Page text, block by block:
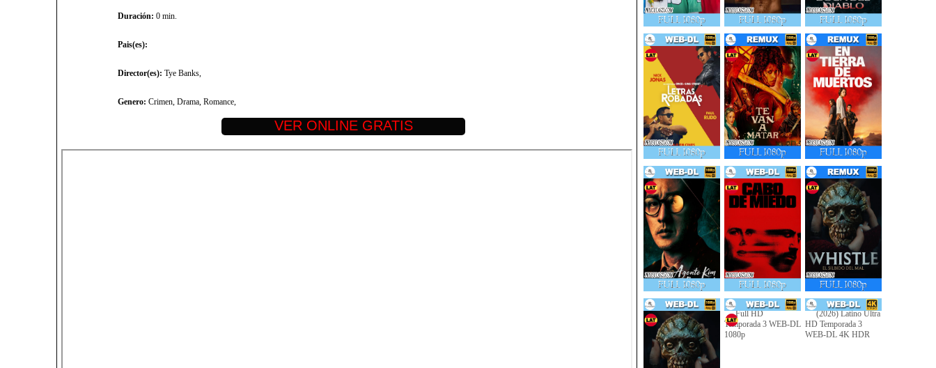
Duración: 0 min.
Pais(es):
Director(es): Tye Banks,
Genero: Crimen, Drama, Romance,